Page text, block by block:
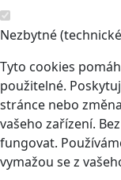
Nezbytné
Tyto cookies
použitelné.
stránce nebo
vašeho zařízení.
fungovat.
vymažou se z